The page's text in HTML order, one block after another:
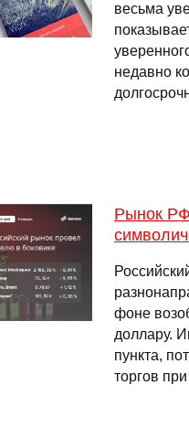
весьма
недавно
Рынок
фоне
доллару.
пункта,
торгов